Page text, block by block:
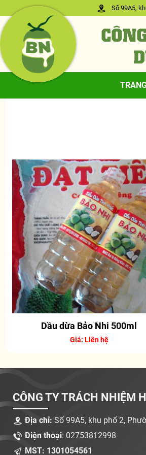
Số 99A5,
Dầu dừa Bảo Nhi 500ml
Giá: Liên hệ
CÔNG TY TRÁCH NHIỆM
Địa chỉ: Số 99A5, khu phố 2,
Điện thoại: 02753812998
MST: 1301054561